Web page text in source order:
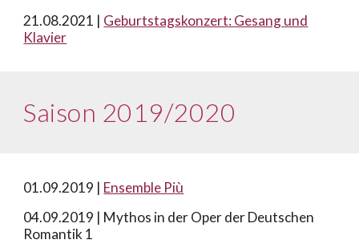
21.08.2021 | Geburtstagskonzert: Gesang und
Klavier
Saison 2019/2020
01.09.2019 | Ensemble Più
04.09.2019 | Mythos in der Oper der Deutschen
Romantik 1